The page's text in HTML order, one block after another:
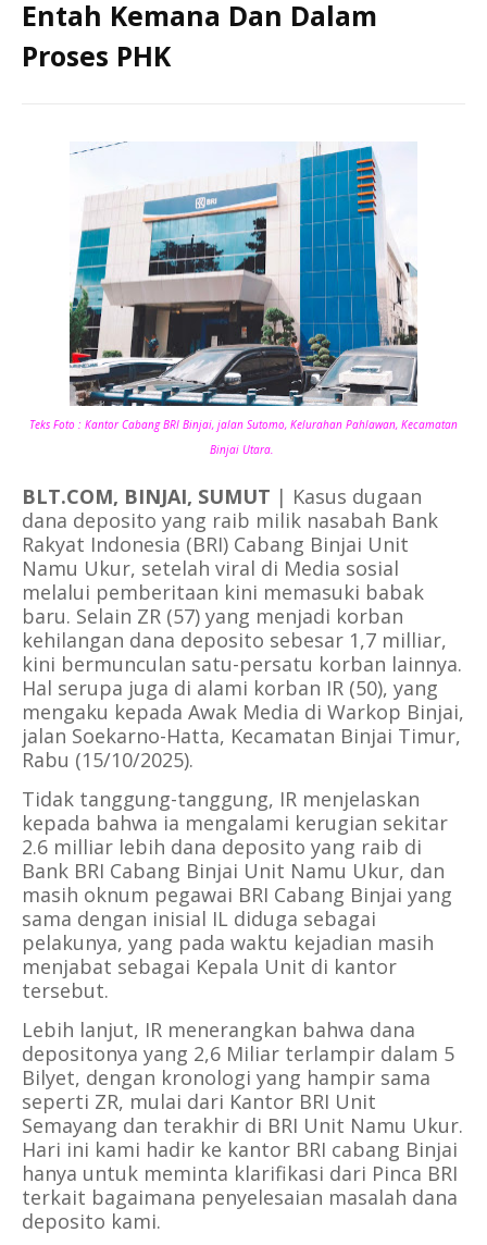
Entah Kemana Dan Dalam
Proses PHK
Teks Foto : Kantor Cabang BRI Binjai, jalan Sutomo, Kelurahan Pahlawan, Kecamatan
Binjai Utara.
BLT.COM, BINJAI, SUMUT | Kasus dugaan
dana deposito yang raib milik nasabah Bank
Rakyat Indonesia (BRI) Cabang Binjai Unit
Namu Ukur, setelah viral di Media sosial
melalui pemberitaan kini memasuki babak
baru. Selain ZR (57) yang menjadi korban
kehilangan dana deposito sebesar 1,7 milliar,
kini bermunculan satu-persatu korban lainnya.
Hal serupa juga di alami korban IR (50), yang
mengaku kepada Awak Media di Warkop Binjai,
jalan Soekarno-Hatta, Kecamatan Binjai Timur,
Rabu (15/10/2025).
Tidak tanggung-tanggung, IR menjelaskan
kepada bahwa ia mengalami kerugian sekitar
2.6 milliar lebih dana deposito yang raib di
Bank BRI Cabang Binjai Unit Namu Ukur, dan
masih oknum pegawai BRI Cabang Binjai yang
sama dengan inisial IL diduga sebagai
pelakunya, yang pada waktu kejadian masih
menjabat sebagai Kepala Unit di kantor
tersebut.
Lebih lanjut, IR menerangkan bahwa dana
depositonya yang 2,6 Miliar terlampir dalam 5
Bilyet, dengan kronologi yang hampir sama
seperti ZR, mulai dari Kantor BRI Unit
Semayang dan terakhir di BRI Unit Namu Ukur.
Hari ini kami hadir ke kantor BRI cabang Binjai
hanya untuk meminta klarifikasi dari Pinca BRI
terkait bagaimana penyelesaian masalah dana
deposito kami.